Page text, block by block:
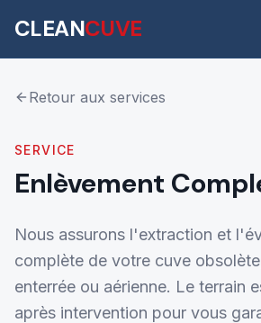
CLEANCUVE
Retour aux services
SERVICE
Enlèvement
Nous assurons l'extraction et
complète de votre cuve
enterrée ou aérienne. Le terrain
après intervention pour vous